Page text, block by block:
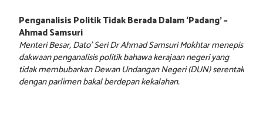
Penganalisis Politik Tidak Berada Dalam ‘Padang’ –
Ahmad Samsuri
Menteri Besar, Dato’ Seri Dr Ahmad Samsuri Mokhtar menepis
dakwaan penganalisis politik bahawa kerajaan negeri yang
tidak membubarkan Dewan Undangan Negeri (DUN) serentak
dengan parlimen bakal berdepan kekalahan.